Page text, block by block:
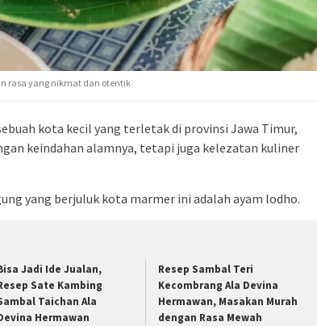
rasa yang nikmat dan otentik
kota kecil yang terletak di provinsi Jawa Timur,
keindahan alamnya, tetapi juga kelezatan kuliner
yang berjuluk kota marmer ini adalah ayam lodho.
Jadi Ide Jualan,
Sate Kambing
Taichan Ala
Hermawan
Resep Sambal Teri
Kecombrang Ala Devina
Hermawan, Masakan Murah
dengan Rasa Mewah